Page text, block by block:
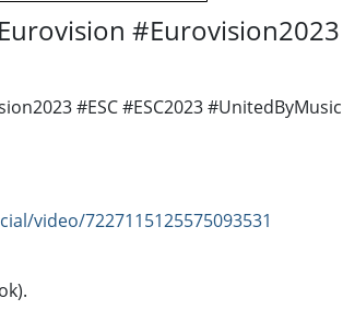
#ESC #ESC2023 #UnitedByMusic
video/7227115125575093531